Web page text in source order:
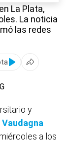
La Plata,
La noticia
las redes
y
a los